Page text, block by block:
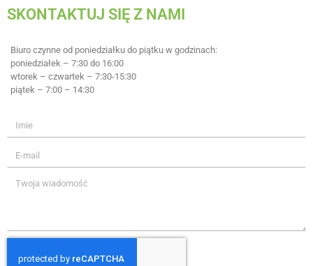
SKONTAKTUJ SIĘ Z NAMI
Biuro czynne od poniedziałku do piątku w godzinach:
poniedziałek – 7:30 do 16:00
wtorek – czwartek – 7:30-15:30
piątek – 7:00 – 14:30